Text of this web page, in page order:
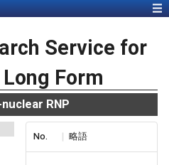
Service for
Form
RNP
No. 略語